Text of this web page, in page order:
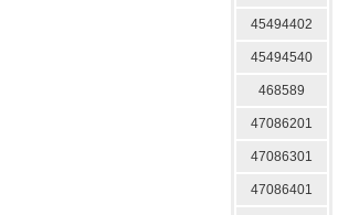
45494402
45494540
468589
47086201
47086301
47086401